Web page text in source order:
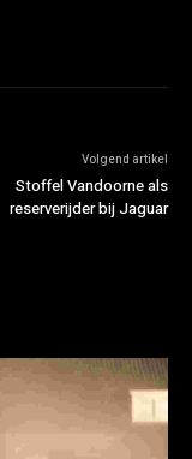
Volgend artikel
Stoffel Vandoorne als
reserverijder bij Jaguar